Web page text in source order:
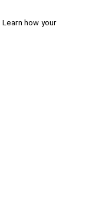
Learn how your